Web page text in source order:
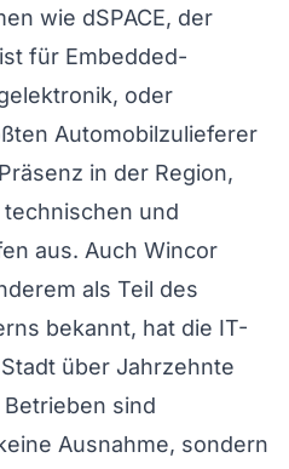
wie dSPACE, der
für Embedded-
oder
Automobilzulieferer
in der Region,
und
aus. Auch Wincor
als Teil des
bekannt, hat die IT-
über Jahrzehnte
sind
Ausnahme, sondern